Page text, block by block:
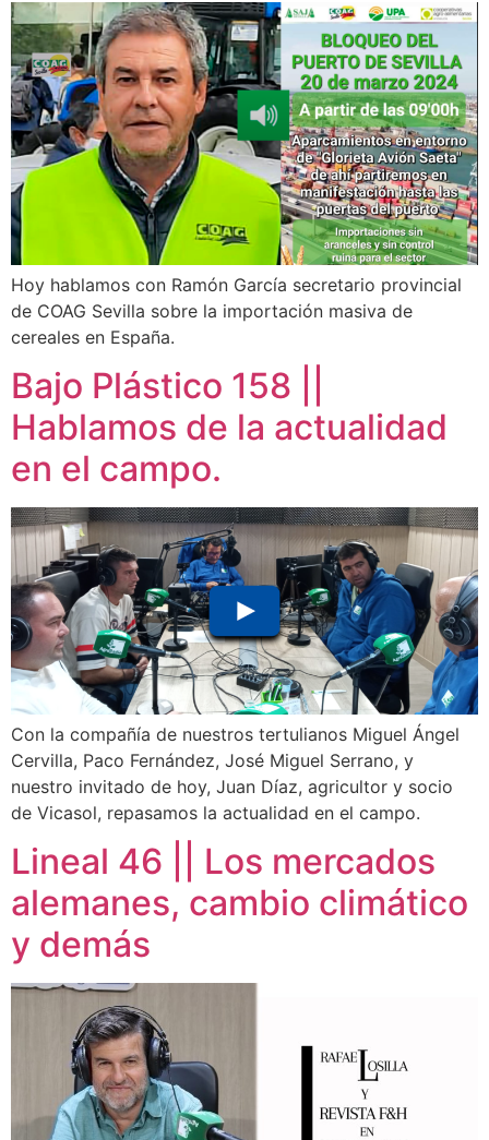
Hoy hablamos con Ramón García secretario provincial
de COAG Sevilla sobre la importación masiva de
cereales en España.
Bajo Plástico 158 ||
Hablamos de la actualidad
en el campo.
Con la compañía de nuestros tertulianos Miguel Ángel
Cervilla, Paco Fernández, José Miguel Serrano, y
nuestro invitado de hoy, Juan Díaz, agricultor y socio
de Vicasol, repasamos la actualidad en el campo.
Lineal 46 || Los mercados
alemanes, cambio climático
y demás